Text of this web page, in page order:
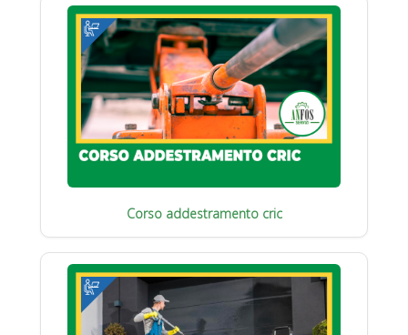
Corso addestramento cric